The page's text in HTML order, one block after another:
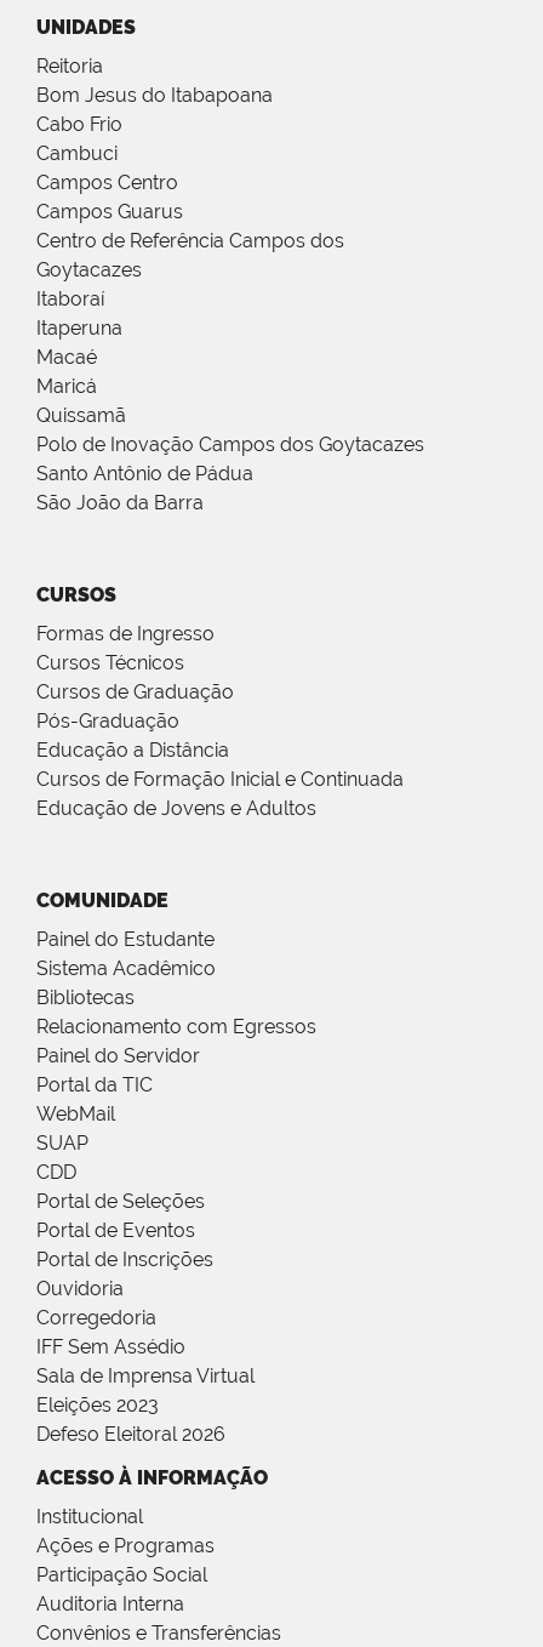
UNIDADES
Reitoria
Bom Jesus do Itabapoana
Cabo Frio
Cambuci
Campos Centro
Campos Guarus
Centro de Referência Campos dos
Goytacazes
Itaboraí
Itaperuna
Macaé
Maricá
Quissamã
Polo de Inovação Campos dos Goytacazes
Santo Antônio de Pádua
São João da Barra
CURSOS
Formas de Ingresso
Cursos Técnicos
Cursos de Graduação
Pós-Graduação
Educação a Distância
Cursos de Formação Inicial e Continuada
Educação de Jovens e Adultos
COMUNIDADE
Painel do Estudante
Sistema Acadêmico
Bibliotecas
Relacionamento com Egressos
Painel do Servidor
Portal da TIC
WebMail
SUAP
CDD
Portal de Seleções
Portal de Eventos
Portal de Inscrições
Ouvidoria
Corregedoria
IFF Sem Assédio
Sala de Imprensa Virtual
Eleições 2023
Defeso Eleitoral 2026
ACESSO À INFORMAÇÃO
Institucional
Ações e Programas
Participação Social
Auditoria Interna
Convênios e Transferências